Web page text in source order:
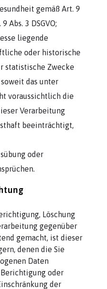
gemäß Art. 9
Abs. 3 DSGVO;
liegende
oder historische
statistische Zwecke
soweit das unter
voraussichtlich die
Verarbeitung
beeinträchtigt,
oder
Löschung
gegenüber
gemacht, ist dieser
denen die Sie
Daten
oder
der